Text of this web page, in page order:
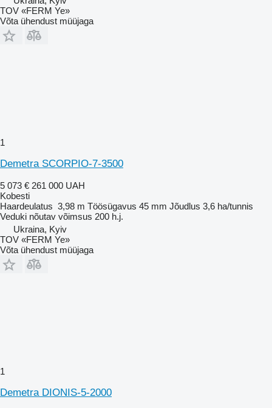
TOV «FERM Ye»
Võta ühendust müüjaga
1
Demetra SCORPIO-7-3500
5 073 € 261 000 UAH
Kobesti
Haardeulatus 3,98 m Töösügavus 45 mm Jõudlus 3,6 ha/tunnis
Veduki nõutav võimsus 200 h.j.
Ukraina, Kyiv
TOV «FERM Ye»
Võta ühendust müüjaga
1
Demetra DIONIS-5-2000